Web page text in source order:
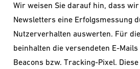
Wir weisen Sie darauf hin, dass
Newsletters eine Erfolgsmessung
Nutzerverhalten auswerten. Für
beinhalten die versendeten E-Mails
Beacons bzw. Tracking-Pixel.